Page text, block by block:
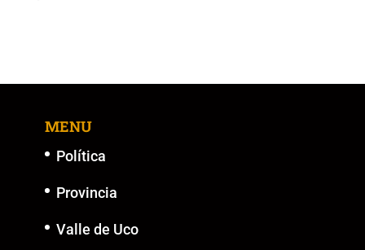
MENU
Política
Provincia
Valle de Uco